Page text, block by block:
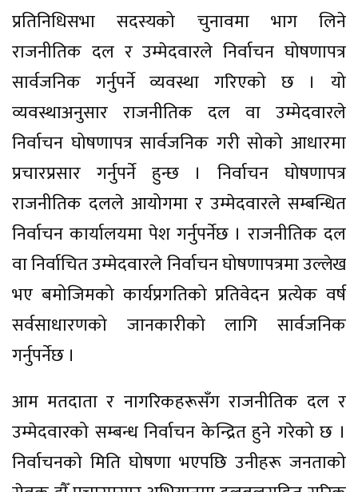
प्रतिनिधिसभा सदस्यको चुनावमा भाग लिने
राजनीतिक दल र उम्मेदवारले निर्वाचन घोषणापत्र
सार्वजनिक गर्नुपर्ने व्यवस्था गरिएको छ । यो
व्यवस्थाअनुसार राजनीतिक दल वा उम्मेदवारले
निर्वाचन घोषणापत्र सार्वजनिक गरी सोको आधारमा
प्रचारप्रसार गर्नुपर्ने हुन्छ । निर्वाचन घोषणापत्र
राजनीतिक दलले आयोगमा र उम्मेदवारले सम्बन्धित
निर्वाचन कार्यालयमा पेश गर्नुपर्नेछ । राजनीतिक दल
वा निर्वाचित उम्मेदवारले निर्वाचन घोषणापत्रमा उल्लेख
भए बमोजिमको कार्यप्रगतिको प्रतिवेदन प्रत्येक वर्ष
सर्वसाधारणको जानकारीको लागि सार्वजनिक
गर्नुपर्नेछ ।
आम मतदाता र नागरिकहरूसँग राजनीतिक दल र
उम्मेदवारको सम्बन्ध निर्वाचन केन्द्रित हुने गरेको छ ।
निर्वाचनको मिति घोषणा भएपछि उनीहरू जनताको